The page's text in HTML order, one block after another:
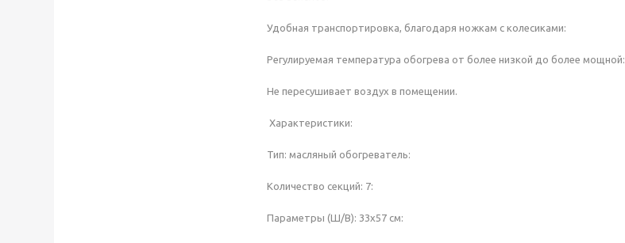
Удобная транспортировка, благодаря ножкам с колесиками:
Регулируемая температура обогрева от более низкой до более мощной:
Не пересушивает воздух в помещении.
Характеристики:
Тип: масляный обогреватель:
Количество секций: 7:
Параметры (Ш/В): 33х57 см: